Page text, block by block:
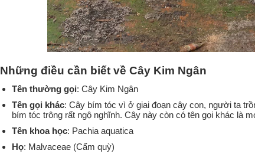
Những điều cần biết về Cây Kim Ngân
Tên thường gọi: Cây Kim Ngân
Tên gọi khác: Cây bím tóc vì ở giai đoạn cây con, người ta
bím tóc trông rất ngộ nghĩnh. Cây này còn có tên gọi khác là
Tên khoa học: Pachia aquatica
Họ: Malvaceae (Cẩm quỳ)